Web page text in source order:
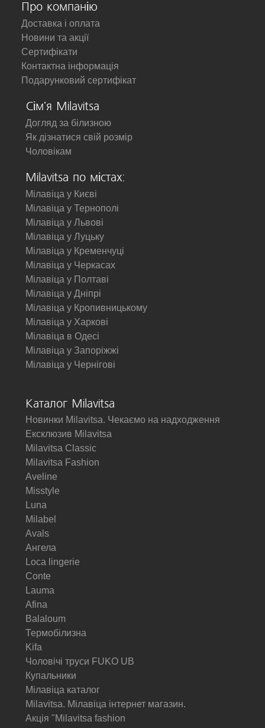
Про компанію
Доставка і оплата
Новини та акції
Сертифікати
Контактна інформація
Подарунковий сертифікат
Сім'я Milavitsa
Догляд за білизною
Як дізнатися свій розмір
Чоловікам
Milavitsa по містах:
Мілавіца у Києві
Мілавіца у Тернополі
Мілавіца у Львові
Мілавіца у Луцьку
Мілавіца у Кременчуці
Мілавіца у Черкасах
Мілавіца у Полтаві
Мілавіца у Дніпрі
Мілавіца у Кропивницькому
Мілавіца у Харкові
Мілавіца в Одесі
Мілавіца у Запоріжжі
Мілавіца у Чернігові
Каталог Milavitsa
Новинки Milavitsa. Чекаємо на надходження
Ексклюзив Milavitsa
Milavitsa Classic
Milavitsa Fashion
Aveline
Misstyle
Luna
Milabel
Avals
Ангела
Loca lingerie
Conte
Lauma
Afina
Balaloum
Термобілизна
Kifa
Чоловічі труси FUKO UB
Купальники
Мілавіца каталог
Milavitsa. Мілавіца інтернет магазин.
Акція "Milavitsa fashion